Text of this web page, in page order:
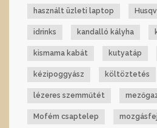
használt üzleti laptop
idrinks kandalló kályha
kismama kabát kutyatáp
kézipoggyász költöztetés
lézeres szemműtét
Mofém csaptelep